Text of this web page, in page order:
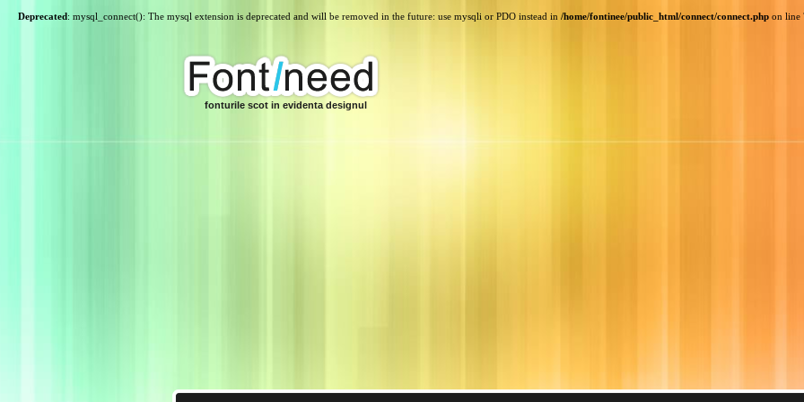
Deprecated: mysql_connect(): The mysql extension is deprecated and will be removed in the future: use mysqli or PDO instead in /home/fontinee/public_html/connect/connect.php on line
fonturile scot in evidenta designul